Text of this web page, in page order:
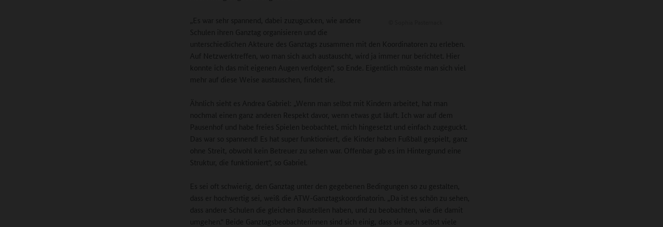
„Es war sehr spannend, dabei zuzugucken, wie andere
Schulen ihren Ganztag organisieren und die
unterschiedlichen Akteure des Ganztags zusammen mit den Koordinatoren zu erleben.
Auf Netzwerktreffen, wo man sich auch austauscht, wird ja immer nur berichtet. Hier
konnte ich das mit eigenen Augen verfolgen“, so Ende. Eigentlich müsste man sich viel
mehr auf diese Weise austauschen, findet sie.
Ähnlich sieht es Andrea Gabriel: „Wenn man selbst mit Kindern arbeitet, hat man
nochmal einen ganz anderen Respekt davor, wenn etwas gut läuft. Ich war auf dem
Pausenhof und habe freies Spielen beobachtet, mich hingesetzt und einfach zugeguckt.
Das war so spannend! Es hat super funktioniert, die Kinder haben Fußball gespielt, ganz
ohne Streit, obwohl kein Betreuer zu sehen war. Offenbar gab es im Hintergrund eine
Struktur, die funktioniert“, so Gabriel.
Es sei oft schwierig, den Ganztag unter den gegebenen Bedingungen so zu gestalten,
dass er hochwertig sei, weiß die ATW-Ganztagskoordinatorin. „Da ist es schön zu sehen,
dass andere Schulen die gleichen Baustellen haben, und zu beobachten, wie die damit
umgehen.“ Beide Ganztagsbeobachterinnen sind sich einig, dass sie auch selbst viele